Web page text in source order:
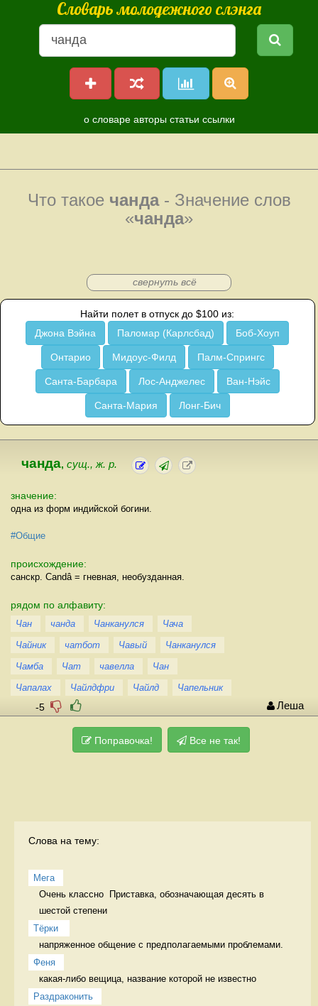
Словарь молодежного слэнга
о словаре авторы статьи ссылки
Что такое чанда- Значение слов
«чанда»
свернуть всё
Найти полет в отпуск до $100 из:
Джона Вэйна
Паломар (Карлсбад) Боб-Хоуп
Онтарио Мидоус-Филд Палм-Спрингс
Санта-Барбара Лос-Анджелес Ван-Нэйс
Санта-Мария Лонг-Бич
чанда, сущ., ж. р.
значение:
одна из форм индийской богини.
#Общие
происхождение:
санскр. Саndâ = гневная, необузданная.
рядом по алфавиту:
Чан чанда Чанканулся
Чача
Чайник
чатбот Чавый
Чанканулся
Чамба
Чат чавелла
Чан
Чапалах
Чайлдфри Чайлд Чапельник
-5 Леша
Поправочка! Все не так!
Слова на тему:
Мега
Очень классно  Приставка, обозначающая десять в
шестой степени
Тёрки
напряженное общение с предполагаемыми проблемами.
Феня
какая-либо вещица, название которой не известно
Раздраконить